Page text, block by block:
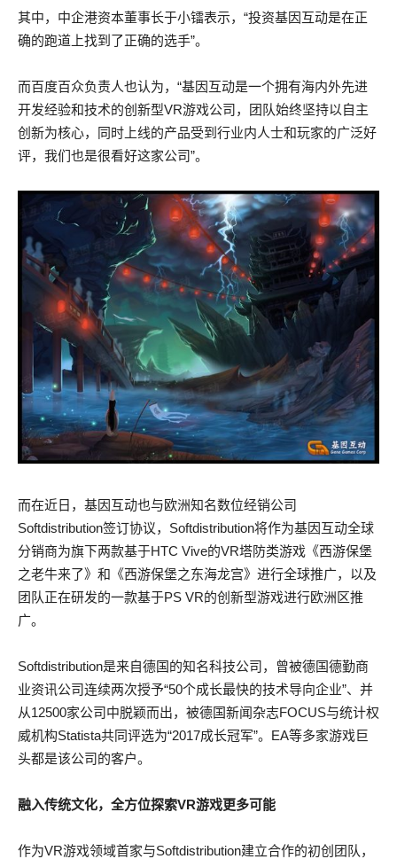
其中，中企港资本董事长于小镭表示，“投资基因互动是在正
确的跑道上找到了正确的选手”。
而百度百众负责人也认为，“基因互动是一个拥有海内外先进
开发经验和技术的创新型VR游戏公司，团队始终坚持以自主
创新为核心，同时上线的产品受到行业内人士和玩家的广泛好
评，我们也是很看好这家公司”。
而在近日，基因互动也与欧洲知名数位经销公司
Softdistribution签订协议，Softdistribution将作为基因互动全球
分销商为旗下两款基于HTC Vive的VR塔防类游戏《西游保堡
之老牛来了》和《西游保堡之东海龙宫》进行全球推广，以及
团队正在研发的一款基于PS VR的创新型游戏进行欧洲区推
广。
Softdistribution是来自德国的知名科技公司，曾被德国德勤商
业资讯公司连续两次授予“50个成长最快的技术导向企业”、并
从12500家公司中脱颖而出，被德国新闻杂志FOCUS与统计权
威机构Statista共同评选为“2017成长冠军”。EA等多家游戏巨
头都是该公司的客户。
融入传统文化，全方位探索VR游戏更多可能
作为VR游戏领域首家与Softdistribution建立合作的初创团队，